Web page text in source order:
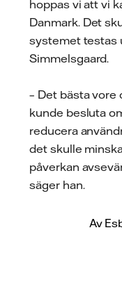
hoppas vi att vi
Danmark. Det
systemet testas
Simmelsgaard.
– Det bästa
kunde besluta
reducera
det skulle
påverkan
säger han.
Av